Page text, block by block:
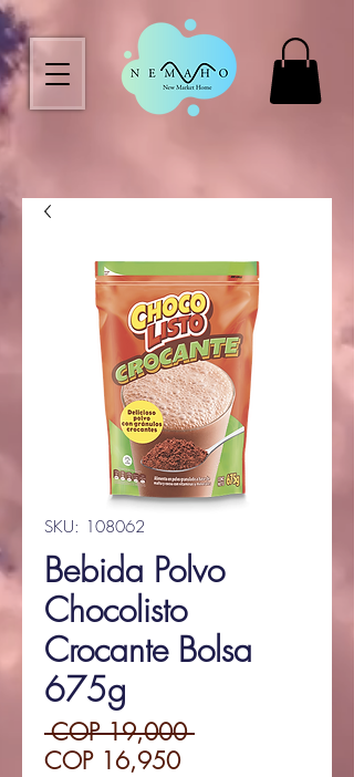
SKU: 108062
Bebida Polvo
Chocolisto
Crocante Bolsa
675g
COP 19,000 Regular
COP 16,950Sale